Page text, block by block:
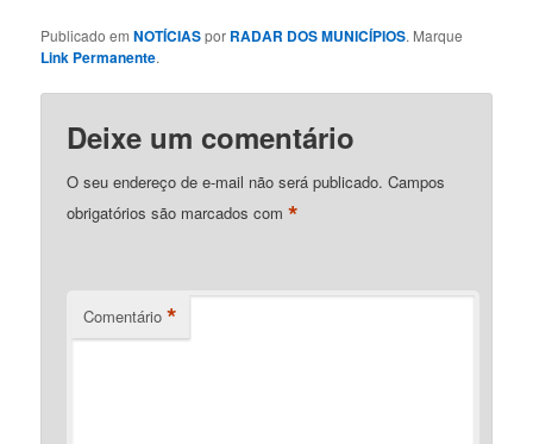
Publicado emNOTÍCIASpor RADAR DOS MUNICÍPIOS. Marque
Link Permanente.
Deixe um comentário
O seu endereço de e-mail não será publicado. Campos
obrigatórios são marcados com*
Comentário *